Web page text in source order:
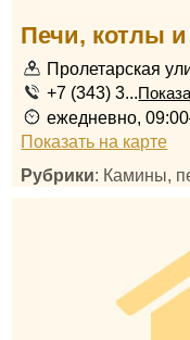
Печи, котлы
Пролетарская
+7 (343) 3...
ежедневно,
Показать на карте
Рубрики: Камины,